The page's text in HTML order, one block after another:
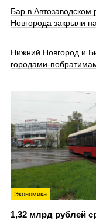
Бар в Автозаводском
Новгорода закрыли
Нижний Новгород и
городами-
Экономика
1,32 млрд рублей